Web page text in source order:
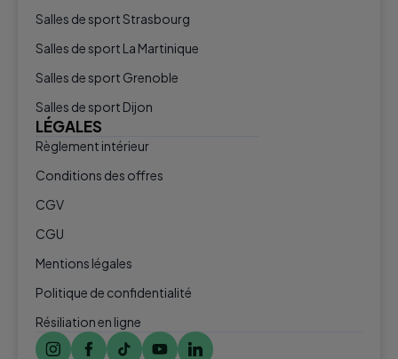
Salles de sport Strasbourg
Salles de sport La Martinique
Salles de sport Grenoble
Salles de sport Dijon
LÉGALES
Règlement intérieur
Conditions des offres
CGV
CGU
Mentions légales
Politique de confidentialité
Résiliation en ligne